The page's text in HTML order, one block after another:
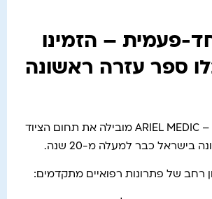
פעמית – הזמינו
ספר עזרה ראשונה
– ARIEL MEDIC מובילה את תחום הציוד
בישראל כבר למעלה מ-20 שנה.
רחב של פתרונות רפואיים מתקדמים: